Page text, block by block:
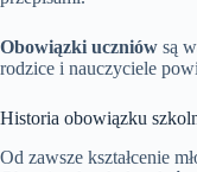
Obowiązki uczniów są
rodzice i nauczyciele
Historia obowiązku
Od zawsze kształcenie